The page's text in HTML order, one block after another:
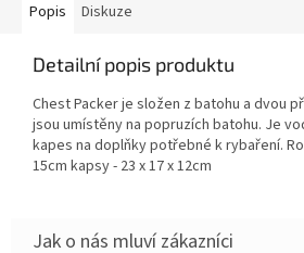
Popis Diskuze
Detailní popis produktu
Chest Packer je složen z batohu a dvou
jsou umístěny na popruzích batohu. Je
kapes na doplňky potřebné k rybaření.
15cm kapsy - 23 x 17 x 12cm